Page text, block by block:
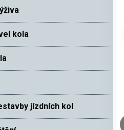
kola
jízdních kol